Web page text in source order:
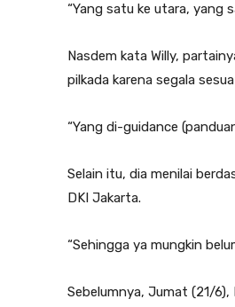
“Yang satu ke utara, yang
Nasdem kata Willy,
pilkada karena segala
“Yang di-guidance
Selain itu, dia menilai
DKI Jakarta.
“Sehingga ya mungkin
Sebelumnya, Jumat (21/